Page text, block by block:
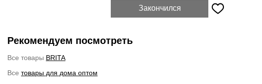
Закончился
Рекомендуем посмотреть
Все товары BRITA
Все товары для дома оптом